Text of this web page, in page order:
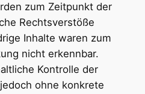
zum Zeitpunkt der
Rechtsverstöße
Inhalte waren zum
nicht erkennbar.
Kontrolle der
ohne konkrete